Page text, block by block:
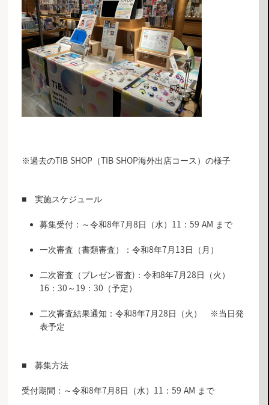
※過去のTIB SHOP（TIB SHOP海外出店コース）の様子
■ 実施スケジュール
募集受付：～令和8年7月8日（水）11：59 AM まで
一次審査（書類審査）：令和8年7月13日（月）
二次審査（プレゼン審査)：令和8年7月28日（火）
16：30～19：30（予定）
二次審査結果通知：令和8年7月28日（火） ※当日発
表予定
■ 募集方法
受付期間：～令和8年7月8日（水）11：59 AM まで